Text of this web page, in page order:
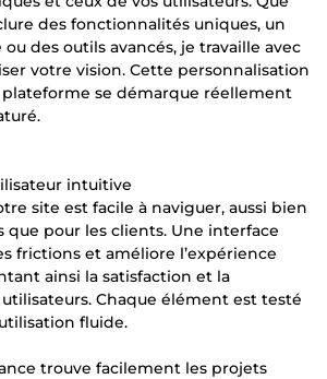
des fonctionnalités uniques, un
des outils avancés, je travaille avec
votre vision. Cette personnalisation
se démarque réellement
intuitive
site est facile à naviguer, aussi bien
que pour les clients. Une interface
frictions et améliore l’expérience
ainsi la satisfaction et la
Chaque élément est testé
fluide.
trouve facilement les projets